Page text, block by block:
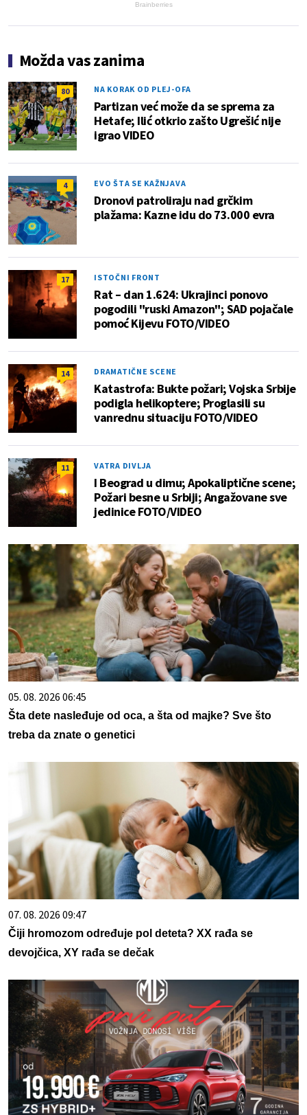
Brainberries
Možda vas zanima
80 NA KORAK OD PLEJ-OFA
Partizan već može da se sprema za
Hetafe; Ilić otkrio zašto Ugrešić nije
igrao VIDEO
4 EVO ŠTA SE KAŽNJAVA
Dronovi patroliraju nad grčkim
plažama: Kazne idu do 73.000 evra
17 ISTOČNI FRONT
Rat – dan 1.624: Ukrajinci ponovo
pogodili "ruski Amazon"; SAD pojačale
pomoć Kijevu FOTO/VIDEO
14 DRAMATIČNE SCENE
Katastrofa: Bukte požari; Vojska Srbije
podigla helikoptere; Proglasili su
vanrednu situaciju FOTO/VIDEO
11 VATRA DIVLJA
I Beograd u dimu; Apokaliptične scene;
Požari besne u Srbiji; Angažovane sve
jedinice FOTO/VIDEO
05. 08. 2026 06:45
Šta dete nasleđuje od oca, a šta od majke? Sve što
treba da znate o genetici
07. 08. 2026 09:47
Čiji hromozom određuje pol deteta? XX rađa se
devojčica, XY rađa se dečak